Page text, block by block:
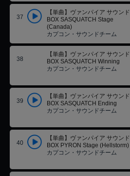
37
【単曲】ヴァンパイア サウンド
BOX SASQUATCH Stage
(Canada)
カプコン・サウンドチーム
38
【単曲】ヴァンパイア サウンド
BOX SASQUATCH Winning
カプコン・サウンドチーム
39
【単曲】ヴァンパイア サウンド
BOX SASQUATCH Ending
カプコン・サウンドチーム
40
【単曲】ヴァンパイア サウンド
BOX PYRON Stage (Hellstorm)
カプコン・サウンドチーム